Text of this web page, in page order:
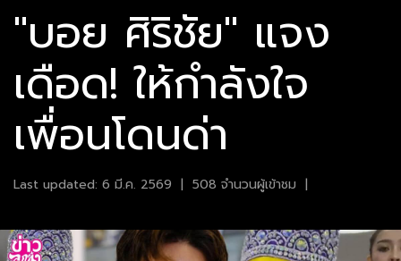
"บอย ศิริชัย" แจง
เดือด! ให้กำลังใจ
เพื่อนโดนด่า
Last updated: 6 มี.ค. 2569 | 508 จำนวนผู้เข้าชม |